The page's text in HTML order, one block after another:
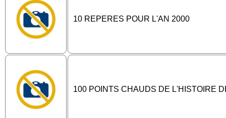
10 REPERES POUR L'AN 2000
100 POINTS CHAUDS DE L'HISTOIRE